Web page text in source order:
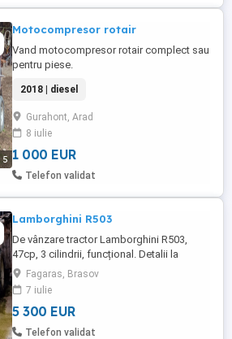
5
Motocompresor rotair
Vand motocompresor rotair complect sau
pentru piese.
2018 | diesel
Gurahont, Arad
8 iulie
1 000 EUR
Telefon validat
Lamborghini R503
De vânzare tractor Lamborghini R503,
47cp, 3 cilindrii, funcțional. Detalii la
telefon.
Fagaras, Brasov
7 iulie
5 300 EUR
Telefon validat